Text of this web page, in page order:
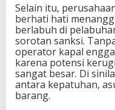
Selain itu,
berhati hati
berlabuh di
sorotan sanksi.
operator kapal
karena potensi
sangat besar. Di
antara kepatuhan,
barang.